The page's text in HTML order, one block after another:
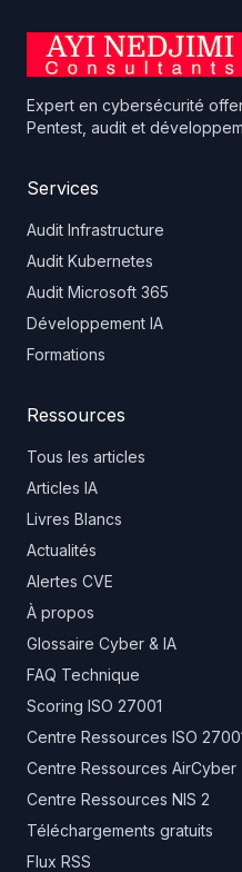
Expert en cybersécurité
Pentest, audit et
Services
Audit Infrastructure
Audit Kubernetes
Audit Microsoft 365
Développement IA
Formations
Ressources
Tous les articles
Articles IA
Livres Blancs
Actualités
Alertes CVE
À propos
Glossaire Cyber & IA
FAQ Technique
Scoring ISO 27001
Centre Ressources ISO
Centre Ressources AirCyber
Centre Ressources NIS 2
Téléchargements gratuits
Flux RSS